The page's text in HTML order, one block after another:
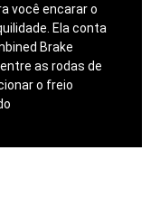
você encarar o
Ela conta
Brake
as rodas de
o freio